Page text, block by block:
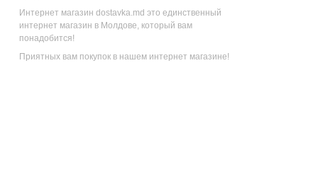
Интернет магазин dostavka.md это единственный
интернет магазин в Молдове, который вам
понадобится!
Приятных вам покупок в нашем интернет магазине!